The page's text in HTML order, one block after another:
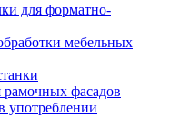
для форматно-
мебельных
рамочных фасадов
употреблении